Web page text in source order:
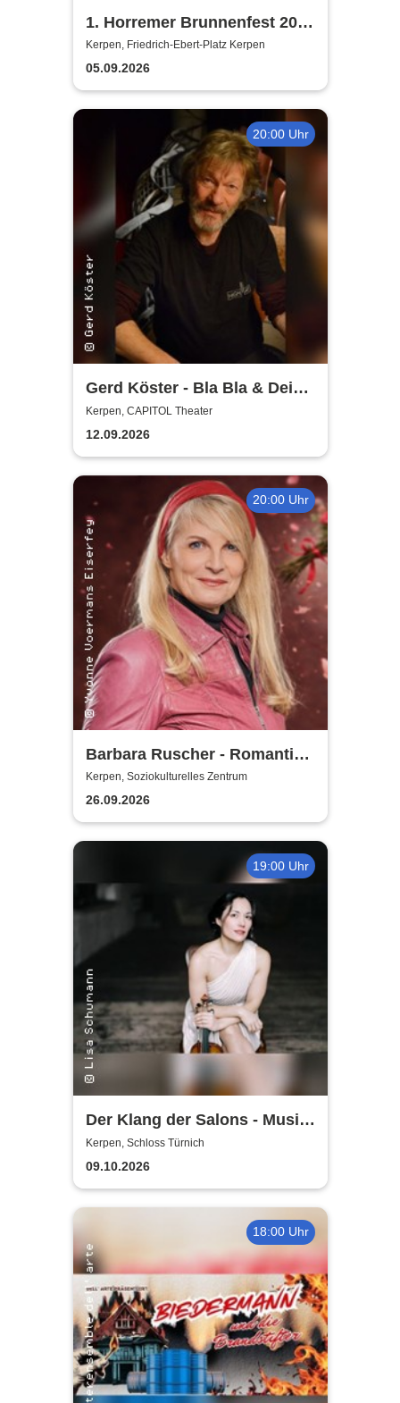
1. Horremer Brunnenfest 2026
- Klüngelköpp, Druckluft,
Planschemalöör, Paveier
Kerpen, Friedrich-Ebert-Platz Kerpen
05.09.2026
20:00 Uhr
Gerd Köster - Bla Bla & Dei
Dei
Kerpen, CAPITOL Theater
12.09.2026
20:00 Uhr
Barbara Ruscher - Romantik,
aber zack, zack!
Kerpen, Soziokulturelles Zentrum
26.09.2026
19:00 Uhr
Der Klang der Salons - Musik
und Gesellschaft bei Marcel
Proust
Kerpen, Schloss Türnich
09.10.2026
18:00 Uhr